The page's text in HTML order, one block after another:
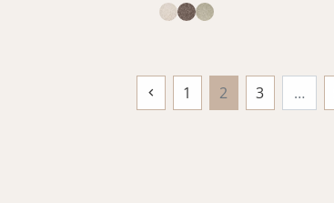
Précédent
 1 2 3 …